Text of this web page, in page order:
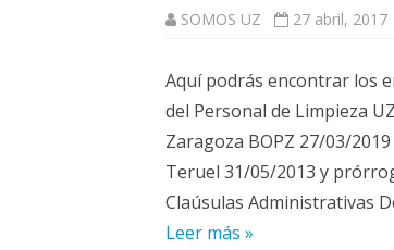
SOMOS UZ 27 abril, 2017
Aquí podrás encontrar los
del Personal de Limpieza
Zaragoza BOPZ 27/03/
Teruel 31/05/2013 y
Claúsulas Administrativas
Leer más »